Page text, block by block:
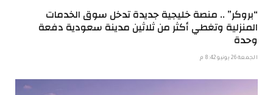
“بروكر” .. منصة خليجية جديدة تدخل سوق الخدمات
المنزلية وتغطي أكثر من ثلاثين مدينة سعودية دفعة
وحدة
الجمعة 26 يونيو 8:42 م